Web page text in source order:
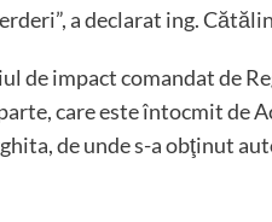
a declarat ing.
de impact comandat de
care este întocmit de
de unde s-a obţinut